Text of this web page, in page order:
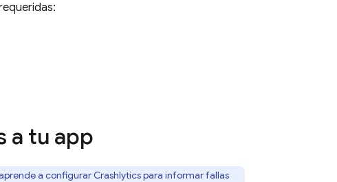
a tu app
a configurar Crashlyticspara informar fallas